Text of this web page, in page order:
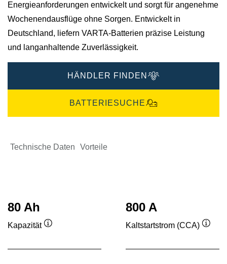
Energieanforderungen entwickelt und sorgt für angenehme
Wochenendausflüge ohne Sorgen.​ Entwickelt in
Deutschland, liefern VARTA-Batterien präzise Leistung
und langanhaltende Zuverlässigkeit.​
HÄNDLER FINDEN
BATTERIESUCHE
Technische Daten Vorteile
80 Ah
Kapazität
800 A
Kaltstartstrom (CCA)